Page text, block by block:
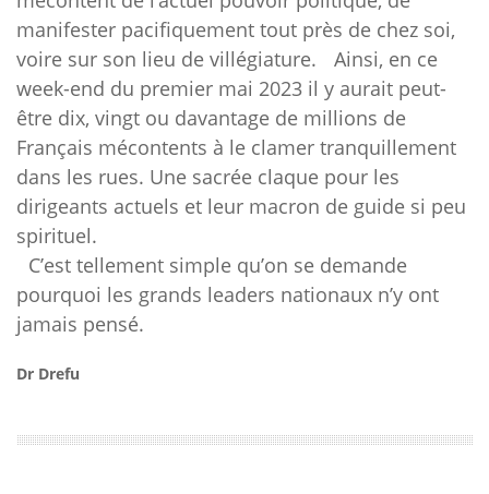
manifester pacifiquement tout près de chez soi,
voire sur son lieu de villégiature. Ainsi, en ce
week-end du premier mai 2023 il y aurait peut-
être dix, vingt ou davantage de millions de
Français mécontents à le clamer tranquillement
dans les rues. Une sacrée claque pour les
dirigeants actuels et leur macron de guide si peu
spirituel.
C’est tellement simple qu’on se demande
pourquoi les grands leaders nationaux n’y ont
jamais pensé.
Dr Drefu